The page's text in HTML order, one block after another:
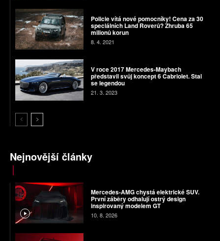
Policie vítá nové pomocníky! Cena za 30
speciálních Land Roverů? Zhruba 65
milionů korun
8. 4. 2021
V roce 2017 Mercedes-Maybach
představil svůj koncept 6 Cabriolet. Stal
se legendou
21. 3. 2023
Nejnovější články
Mercedes-AMG chystá elektrické SUV.
První záběry odhalují ostrý design
inspirovaný modelem GT
10. 8. 2026